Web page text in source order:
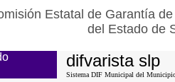
Estatal de Garantía
del Estado de
difvarista slp
Sistema DIF Municipal del